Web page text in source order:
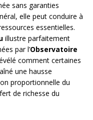
sans garanties
elle peut conduire à
essentielles.
illustre parfaitement
par l’Observatoire
comment certaines
une hausse
proportionnelle du
de richesse du